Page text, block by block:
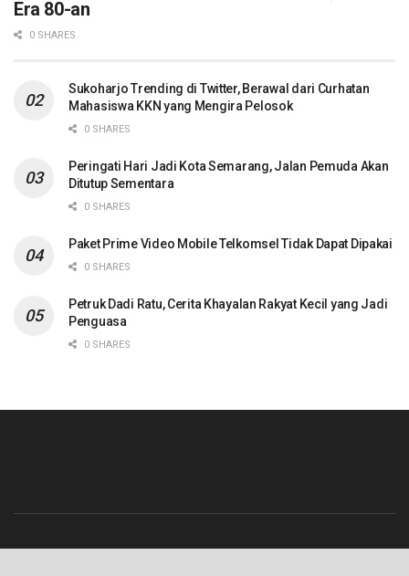
Era 80-an
0 SHARES
Sukoharjo Trending di Twitter, Berawal dari Curhatan
Mahasiswa KKN yang Mengira Pelosok
0 SHARES
Peringati Hari Jadi Kota Semarang, Jalan Pemuda Akan
Ditutup Sementara
0 SHARES
Paket Prime Video Mobile Telkomsel Tidak Dapat Dipakai
0 SHARES
Petruk Dadi Ratu, Cerita Khayalan Rakyat Kecil yang Jadi
Penguasa
0 SHARES